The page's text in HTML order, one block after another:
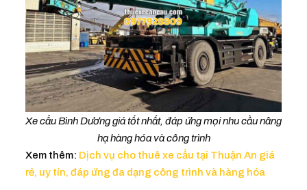
Xe cẩu Bình Dương giá tốt nhất, đáp ứng mọi nhu cầu nâng
hạ hàng hóa và công trình
Xem thêm: Dịch vụ cho thuê xe cẩu tại Thuận An giá
rẻ, uy tín, đáp ứng đa dạng công trình và hàng hóa